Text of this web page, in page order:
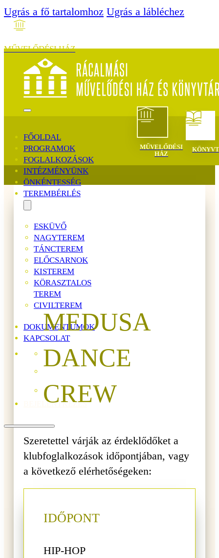
Ugrás a fő tartalomhoz Ugrás a lábléchez
MŰVELŐDÉSI HÁZ
MENÜ
FŐOLDAL
PROGRAMOK
FOGLALKOZÁSOK
INTÉZMÉNYÜNK
ÖNKÉNTESSÉG
TEREMBÉRLÉS
ESKÜVŐ
NAGYTEREM
TÁNCTEREM
ELŐCSARNOK
KISTEREM
KÖRASZTALOS
TEREM
CIVILTEREM
DOKUMENTUMOK
KAPCSOLAT
BEJELENTKEZÉS
MŰVELŐDÉSI
HÁZ
MEDUSA
DANCE
CREW
Szeretettel várják az érdeklődőket a
klubfoglalkozások időpontjában, vagy
a következő elérhetőségeken:
IDŐPONT
HIP-HOP